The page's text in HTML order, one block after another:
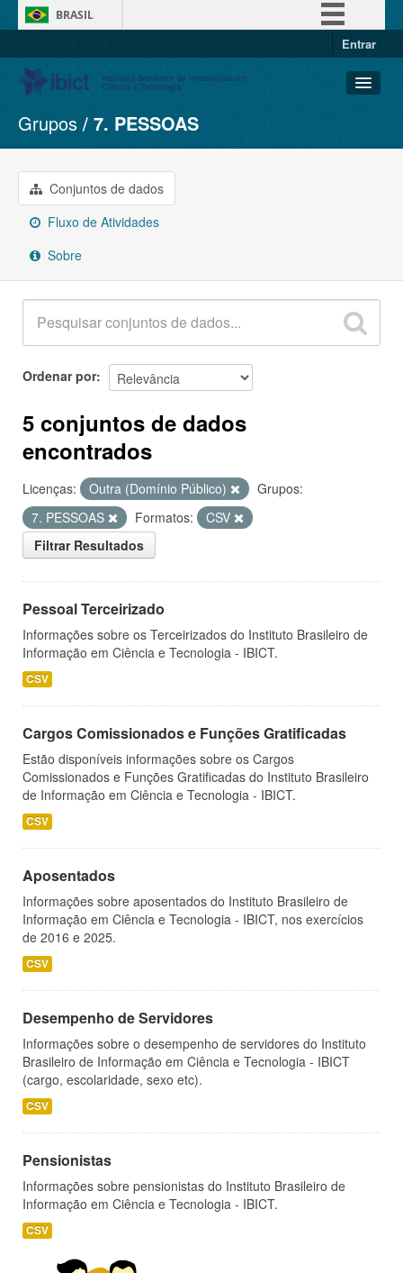
BRASIL
Entrar
Conjuntos de dados
Organizações
Grupos
Sobre
Grupos 7. PESSOAS
Conjuntos de dados
Fluxo de Atividades
Sobre
Ordenar por
5 conjuntos de dados
encontrados
Licenças: Outra (Domínio Público)
Grupos:
7. PESSOAS
Formatos:
CSV
Filtrar Resultados
Pessoal Terceirizado
Informações sobre os Terceirizados do Instituto Brasileiro de
Informação em Ciência e Tecnologia - IBICT.
CSV
Cargos Comissionados e Funções Gratificadas
Estão disponíveis informações sobre os Cargos
Comissionados e Funções Gratificadas do Instituto Brasileiro
de Informação em Ciência e Tecnologia - IBICT.
CSV
Aposentados
Informações sobre aposentados do Instituto Brasileiro de
Informação em Ciência e Tecnologia - IBICT, nos exercícios
de 2016 e 2025.
CSV
Desempenho de Servidores
Informações sobre o desempenho de servidores do Instituto
Brasileiro de Informação em Ciência e Tecnologia - IBICT
(cargo, escolaridade, sexo etc).
CSV
Pensionistas
Informações sobre pensionistas do Instituto Brasileiro de
Informação em Ciência e Tecnologia - IBICT.
CSV